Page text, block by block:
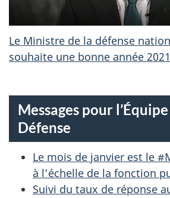
D
E
L
A
D
É
F
E
Le Ministre de la défense
souhaite une bonne année 2021
Messages pour
Défense
Le mois de janvier est le
à l’échelle de la fonction
Suivi du taux de réponse